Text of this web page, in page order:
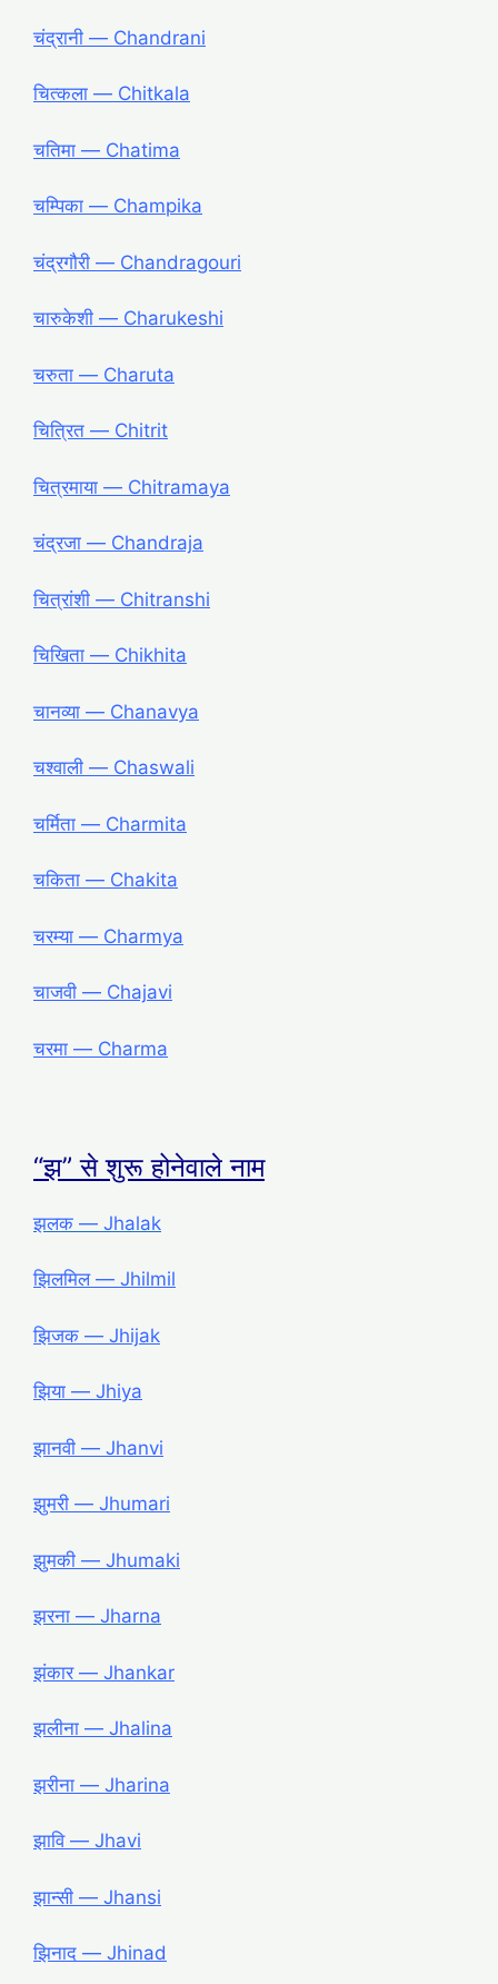
चंद्रानी ― Chandrani
चित्कला ― Chitkala
चतिमा ― Chatima
चम्पिका ― Champika
चंद्रगौरी ― Chandragouri
चारुकेशी ― Charukeshi
चरुता ― Charuta
चित्रित ― Chitrit
चित्रमाया ― Chitramaya
चंद्रजा ― Chandraja
चित्रांशी ― Chitranshi
चिखिता ― Chikhita
चानव्या ― Chanavya
चश्वाली ― Chaswali
चर्मिता ― Charmita
चकिता ― Chakita
चरम्या ― Charmya
चाजवी ― Chajavi
चरमा ― Charma
“झ” से शुरू होनेवाले नाम
झलक ― Jhalak
झिलमिल ― Jhilmil
झिजक ― Jhijak
झिया ― Jhiya
झानवी ― Jhanvi
झुमरी ― Jhumari
झुमकी ― Jhumaki
झरना ― Jharna
झंकार ― Jhankar
झलीना ― Jhalina
झरीना ― Jharina
झावि ― Jhavi
झान्सी ― Jhansi
झिनाद ― Jhinad